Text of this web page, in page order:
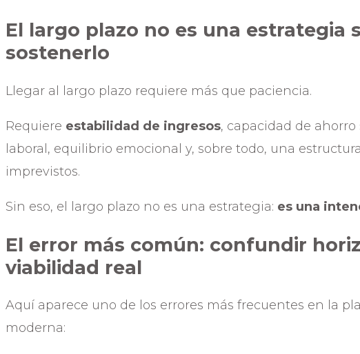
El largo plazo no es una estrategia
sostenerlo
Llegar al largo plazo requiere más que paciencia.
Requiere estabilidad de ingresos, capacidad de
laboral, equilibrio emocional y, sobre todo, una
imprevistos.
Sin eso, el largo plazo no es una estrategia: es una
El error más común: confundir
viabilidad real
Aquí aparece uno de los errores más frecuentes en la
moderna: